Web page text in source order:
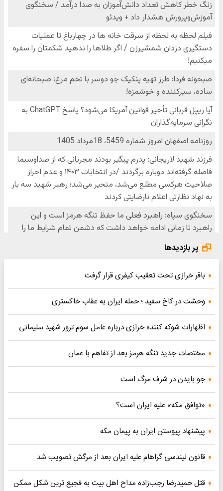
پر بازدیدها
باقر خرازی تحت تعقیب کیفری قرار گرفت
وحشت در کاخ سفید ؛ حمله ایران به عقاب خاکستری
اظهارات شوکه کننده خرازی درباره عامل سوم ترور شهید سلیمانی
مختصات جدید تنگه هرمز بعد از تفاهم با عمان
جو بایدن در شرف مرگ است
«توافق مکه» علیه ایران است؟
پیشنهاد پیوستن ایران به پیمان مکه
قانون لیندسی گراهام علیه ایران بعد از مرگش تصویب شد
قتل حمیدرضا رجب‌زاده مداح اهل بیت به فجیع ترین شکل ممکن